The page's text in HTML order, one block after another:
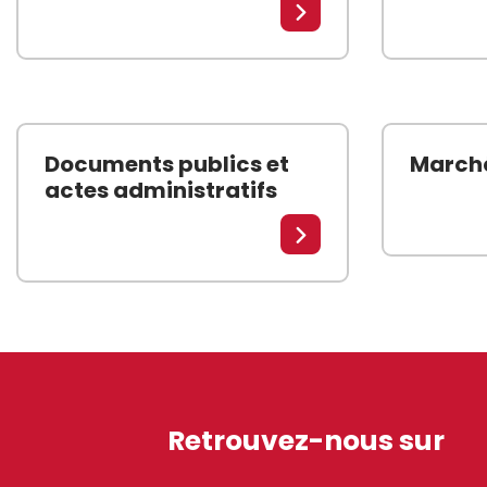
Lire la suite
Documents publics et
actes administratifs
Consultez les documents publics et actes
Lire la suite
Les
Retrouvez-nous sur